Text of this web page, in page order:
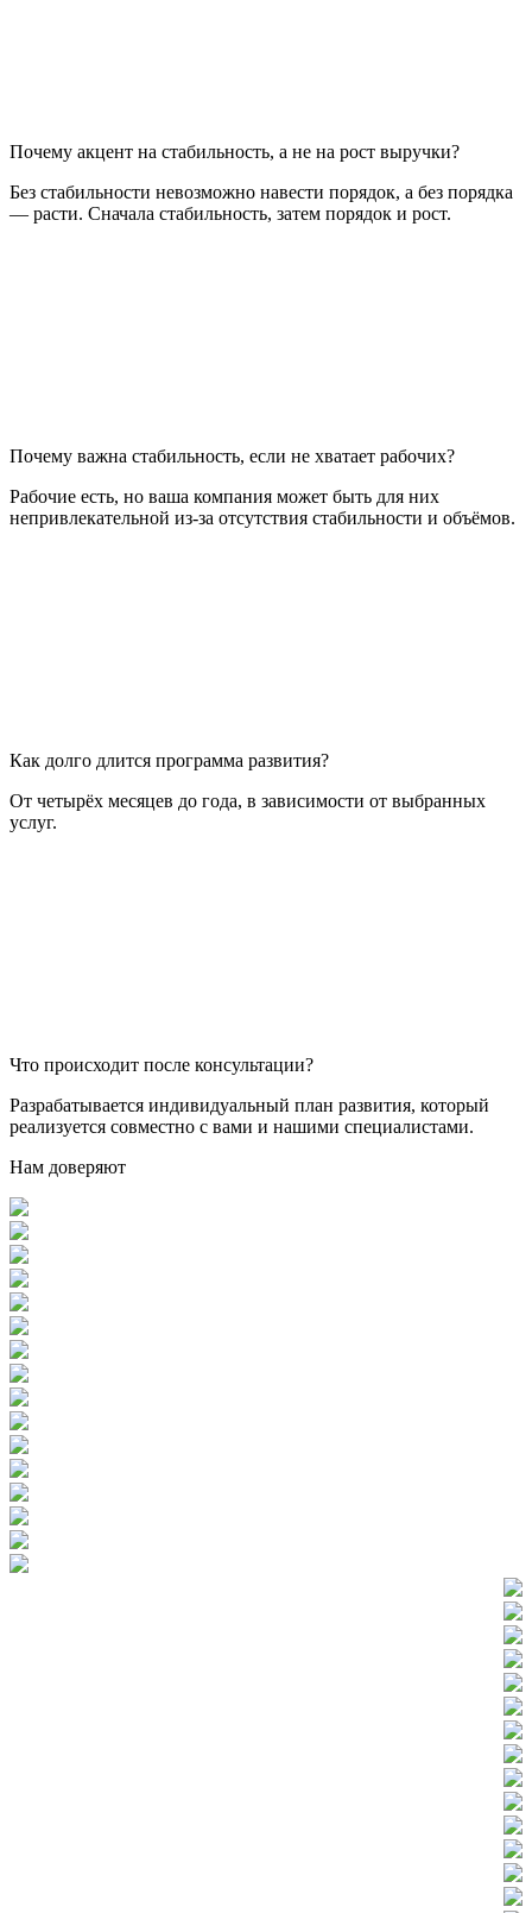
Почему акцент на стабильность, а не на рост выручки?
Без стабильности невозможно навести порядок, а без порядка
— расти. Сначала стабильность, затем порядок и рост.
Почему важна стабильность, если не хватает рабочих?
Рабочие есть, но ваша компания может быть для них
непривлекательной из-за отсутствия стабильности и объёмов.
Как долго длится программа развития?
От четырёх месяцев до года, в зависимости от выбранных
услуг.
Что происходит после консультации?
Разрабатывается индивидуальный план развития, который
реализуется совместно с вами и нашими специалистами.
Нам доверяют